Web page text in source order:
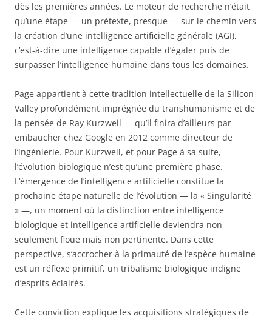
dès les premières années. Le moteur de recherche n’était
qu’une étape — un prétexte, presque — sur le chemin vers
la création d’une intelligence artificielle générale (AGI),
c’est-à-dire une intelligence capable d’égaler puis de
surpasser l’intelligence humaine dans tous les domaines.
Page appartient à cette tradition intellectuelle de la Silicon
Valley profondément imprégnée du transhumanisme et de
la pensée de Ray Kurzweil — qu’il finira d’ailleurs par
embaucher chez Google en 2012 comme directeur de
l’ingénierie. Pour Kurzweil, et pour Page à sa suite,
l’évolution biologique n’est qu’une première phase.
L’émergence de l’intelligence artificielle constitue la
prochaine étape naturelle de l’évolution — la « Singularité
» —, un moment où la distinction entre intelligence
biologique et intelligence artificielle deviendra non
seulement floue mais non pertinente. Dans cette
perspective, s’accrocher à la primauté de l’espèce humaine
est un réflexe primitif, un tribalisme biologique indigne
d’esprits éclairés.
Cette conviction explique les acquisitions stratégiques de